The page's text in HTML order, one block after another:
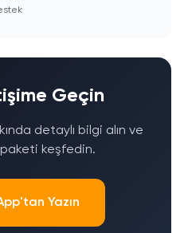
Geçin
detaylı bilgi alın ve
keşfedin.
Yazın